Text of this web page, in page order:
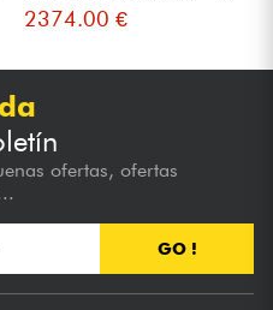
2374.00 €
ofertas, ofertas
GO !